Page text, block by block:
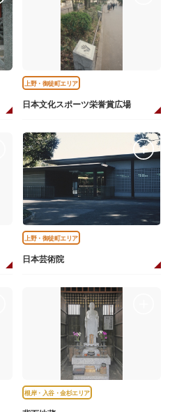
上野・御徒町エリア
日本文化スポーツ栄誉賞広場
上野・御徒町エリア
日本芸術院
根岸・入谷・金杉エリア